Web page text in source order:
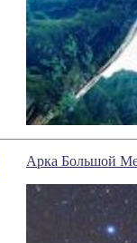
Арка Большой